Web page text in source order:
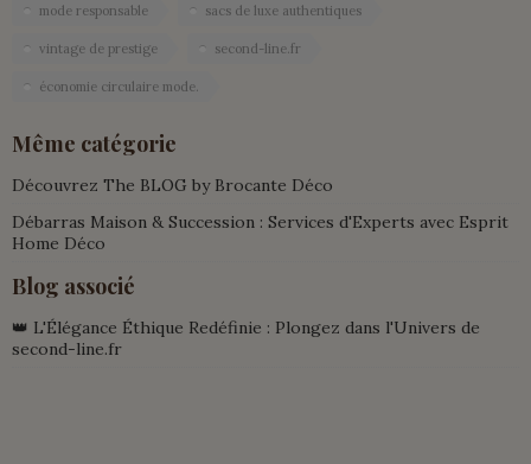
mode responsable sacs de luxe authentiques
vintage de prestige second-line.fr
économie circulaire mode.
Même catégorie
Découvrez The BLOG by Brocante Déco
Débarras Maison & Succession : Services d'Experts avec Esprit
Home Déco
Blog associé
👑 L'Élégance Éthique Redéfinie : Plongez dans l'Univers de
second-line.fr